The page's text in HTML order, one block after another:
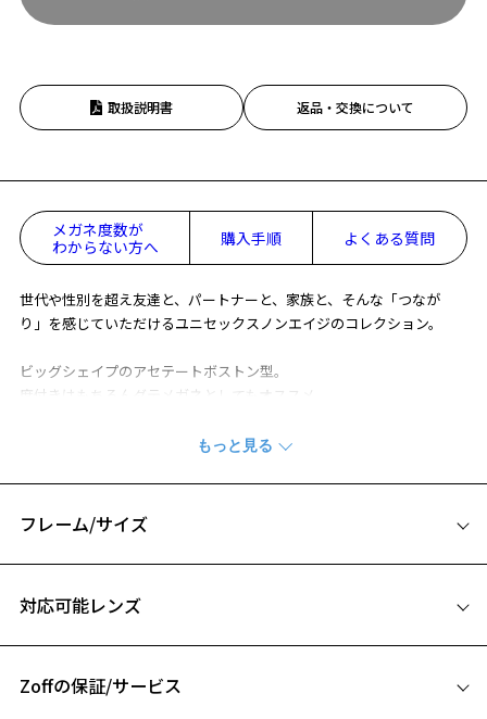
取扱説明書 返品・交換について
メガネ度数が
わからない方へ
購入手順 よくある質問
世代や性別を超え友達と、パートナーと、家族と、そんな「つなが
り」を感じていただけるユニセックスノンエイジのコレクション。
ビッグシェイプのアセテートボストン型。
度付きはもちろんダテメガネとしてもオススメ。
※柄や色味の出方に個体差があり、画像と異なる場合がございます。
CLASSIC(クラシック) 特集ページをみる
※アウトレット商品は、販売から一定期間経過した商品などです。キ
ズ、汚れなどがあるB級品ではございません。
フレーム/サイズ
B ブリッジ(鼻部分)の横幅：19mm
対応可能レンズ
Zoffの保証/サービス